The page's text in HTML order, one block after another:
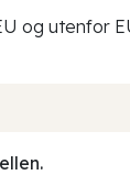
og utenfor